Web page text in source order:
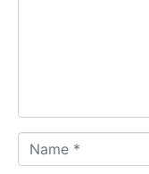
a